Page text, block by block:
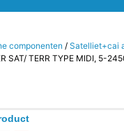
componenten /Satelliet+cai
SAT/ TERR TYPE MIDI, 5-